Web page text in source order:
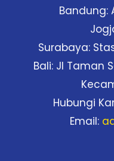
Bandung:
Surabaya:
Bali: Jl Taman
Hubungi
Email: